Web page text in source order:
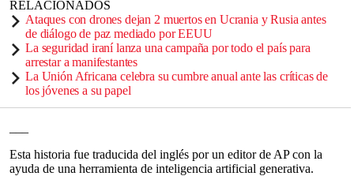
RELACIONADOS
Ataques con drones dejan 2 muertos en Ucrania y Rusia antes
de diálogo de paz mediado por EEUU
La seguridad iraní lanza una campaña por todo el país para
arrestar a manifestantes
La Unión Africana celebra su cumbre anual ante las críticas de
los jóvenes a su papel
Esta historia fue traducida del inglés por un editor de AP con la
ayuda de una herramienta de inteligencia artificial generativa.